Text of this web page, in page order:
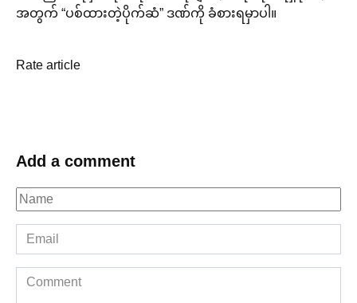
အတွက် “ပစ်ထားတဲ့ပိုက်ဆံ” ဒဏ်ကို ခံစားရမှာပါ။
Rate article
Add a comment
Name
*
Email
*
Comment